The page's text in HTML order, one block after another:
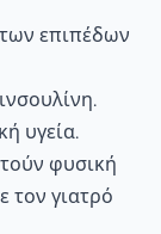
επιπέδων
υγεία.
φυσική
τον γιατρό